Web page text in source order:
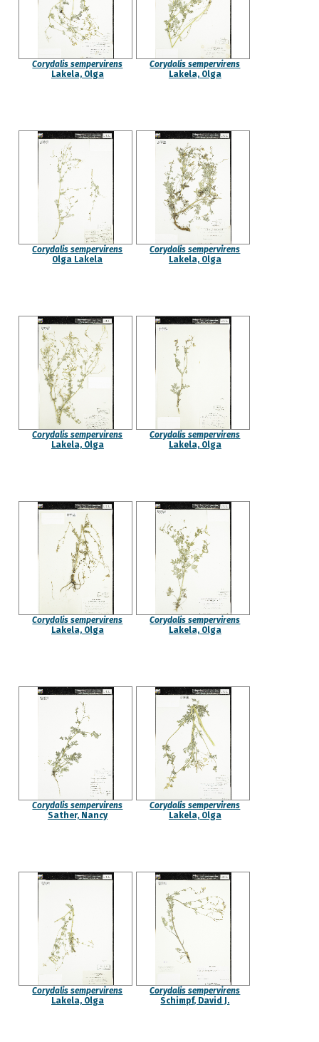
Corydalis sempervirens
Lakela, Olga
Corydalis sempervirens
Lakela, Olga
Corydalis sempervirens
Olga Lakela
Corydalis sempervirens
Lakela, Olga
Corydalis sempervirens
Lakela, Olga
Corydalis sempervirens
Lakela, Olga
Corydalis sempervirens
Lakela, Olga
Corydalis sempervirens
Lakela, Olga
Corydalis sempervirens
Sather, Nancy
Corydalis sempervirens
Lakela, Olga
Corydalis sempervirens
Lakela, Olga
Corydalis sempervirens
Schimpf, David J.